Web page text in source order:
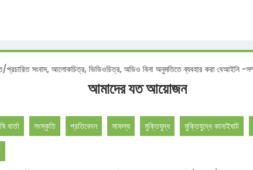
সংবাদ, আলোকচিত্র, ভিডিওচিত্র, অডিও বিনা অনুমতিতে ব্যবহার করা বেআইনি -সম্পাদক
আমাদের যত আয়োজন
বার্তা সংস্কৃতি প্রতিবেদন সাফল্য মুক্তিযুদ্ধ মুক্তিযুদ্ধে কানাইঘাট